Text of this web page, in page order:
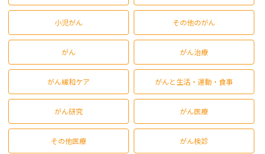
小児がん その他のがん
がん がん治療
がん緩和ケア がんと生活・運動・食事
がん研究 がん医療
その他医療 がん検診